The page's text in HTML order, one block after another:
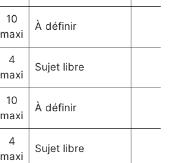
10
maxi
À définir
4
maxi
Sujet libre
10
maxi
À définir
4
maxi
Sujet libre